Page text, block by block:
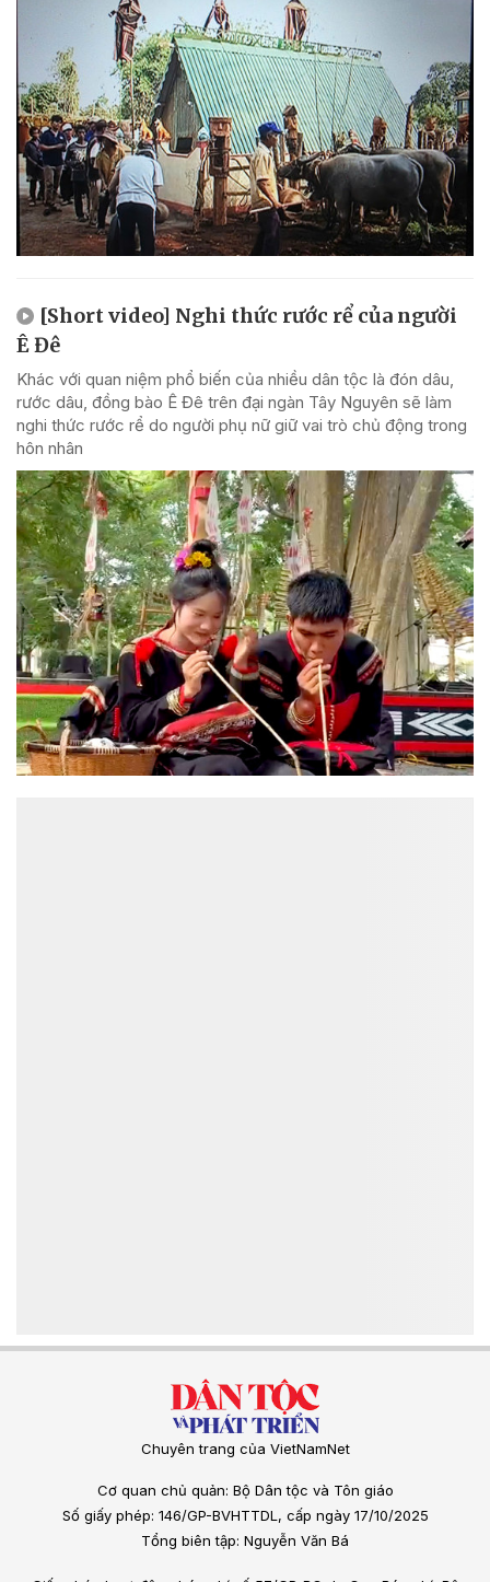
[Short video] Nghi thức rước rể của người
Ê Đê
Khác với quan niệm phổ biến của nhiều dân tộc là đón dâu,
rước dâu, đồng bào Ê Đê trên đại ngàn Tây Nguyên sẽ làm
nghi thức rước rể do người phụ nữ giữ vai trò chủ động trong
hôn nhân
Chuyên trang của VietNamNet
Cơ quan chủ quản: Bộ Dân tộc và Tôn giáo
Số giấy phép: 146/GP-BVHTTDL, cấp ngày 17/10/2025
Tổng biên tập: Nguyễn Văn Bá